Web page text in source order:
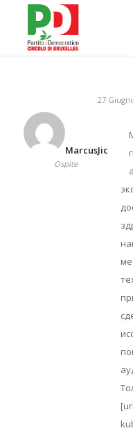
27
MarcusJic
Ospite